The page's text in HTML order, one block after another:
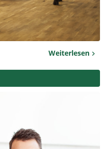
Weiterlesen